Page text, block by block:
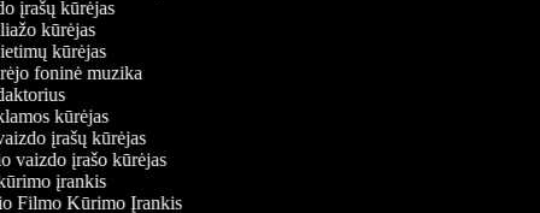
įrašų kūrėjas
kūrėjas
kūrėjas
foninė muzika
kūrėjas
įrašų kūrėjas
vaizdo įrašo kūrėjas
įrankis
Filmo Kūrimo Įrankis